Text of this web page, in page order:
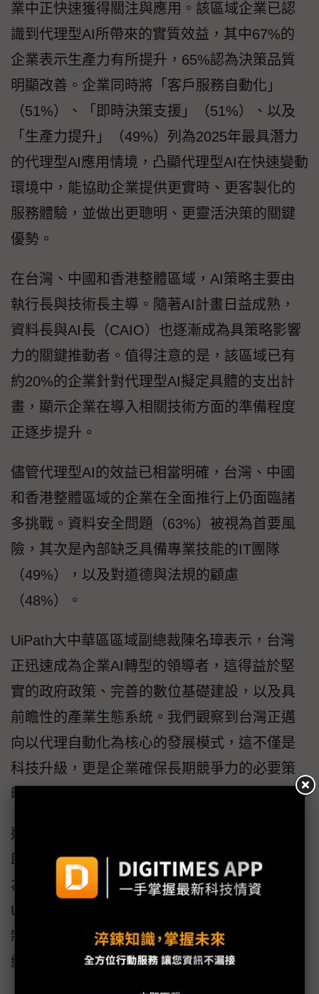
業中正快速獲得關注與應用。該區域企業已認
識到代理型AI所帶來的實質效益，其中67%的
企業表示生產力有所提升，65%認為決策品質
明顯改善。企業同時將「客戶服務自動化」
（51%）、「即時決策支援」（51%）、以及
「生產力提升」（49%）列為2025年最具潛力
的代理型AI應用情境，凸顯代理型AI在快速變動
環境中，能協助企業提供更實時、更客製化的
服務體驗，並做出更聰明、更靈活決策的關鍵
優勢。
在台灣、中國和香港整體區域，AI策略主要由
執行長與技術長主導。隨著AI計畫日益成熟，
資料長與AI長（CAIO）也逐漸成為具策略影響
力的關鍵推動者。值得注意的是，該區域已有
約20%的企業針對代理型AI擬定具體的支出計
畫，顯示企業在導入相關技術方面的準備程度
正逐步提升。
儘管代理型AI的效益已相當明確，台灣、中國
和香港整體區域的企業在全面推行上仍面臨諸
多挑戰。資料安全問題（63%）被視為首要風
險，其次是內部缺乏具備專業技能的IT團隊
（49%），以及對道德與法規的顧慮
（48%）。
UiPath大中華區區域副總裁陳名璋表示，台灣
正迅速成為企業AI轉型的領導者，這得益於堅
實的政府政策、完善的數位基礎建設，以及具
前瞻性的產業生態系統。我們觀察到台灣正邁
向以代理自動化為核心的發展模式，這不僅是
科技升級，更是企業確保長期競爭力的必要策
略。
透過將自動化AI代理整合至核心工作流程，幫
助台灣企業提升營運韌性、加快創新速度，並
為在全球數位經濟保持領先地位做好準備。
UiPath平台為這一轉型提供了完善的治理機
制、可擴展性與可信度信任基礎，幫助安全永
續的轉型。